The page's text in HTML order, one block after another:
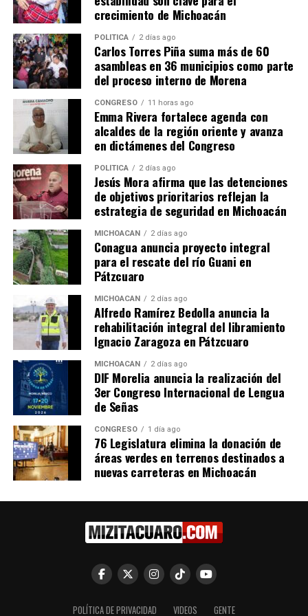
Arellano compartió su experiencia personal de agresión,
subrayando la necesidad de justicia y el impacto de su
activismo feminista.
El colectivo “Leonas de la Corregidora” continúa su
lucha por el reconocimiento y la protección de los
derechos de las mujeres, tanto a nivel local como
nacional.
Comparte con:
Me gusta esto:
Relacionado
propone declarar 17 de
octubre como Día de “Cuca”
homenaje a María del
Refugio García Martínez;
de oro
17 octubre, 2022
crecimiento de Michoacán
POLÍTICA 2 días ago
Carlos Torres Piña suma más de 60
asambleas en 36 municipios como parte
del proceso interno de Morena
CONGRESO 11 horas ago
Emma Rivera fortalece agenda con
alcaldes de la región oriente y avanza
en dictámenes del Congreso
POLÍTICA 2 días ago
Jesús Mora afirma que las detenciones
de objetivos prioritarios reflejan la
estrategia de seguridad en Michoacán
MICHOACÁN 2 días ago
Conagua anuncia proyecto integral
para el rescate del río Guani en
Pátzcuaro
MICHOACÁN 2 días ago
Alfredo Ramírez Bedolla anuncia la
rehabilitación integral del libramiento
Ignacio Zaragoza en Pátzcuaro
MICHOACÁN 2 días ago
DIF Morelia anuncia la realización del
3er Congreso Internacional de Lengua
de Señas
CONGRESO 1 día ago
76 Legislatura elimina la donación de
áreas verdes en terrenos destinados a
nuevas carreteras en Michoacán
POLÍTICA DE PRIVACIDAD VIDEOS GENTE